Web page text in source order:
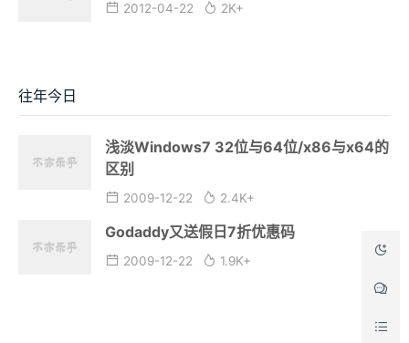
2012-04-22 2K+
往年今日
浅淡Windows7 32位与64位/x86与x64的
区别
2009-12-22 2.4K+
Godaddy又送假日7折优惠码
2009-12-22 1.9K+